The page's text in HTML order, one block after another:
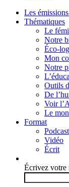
Les
Thématiques
Le
Notre
Éco-
Mon
Notre
Outils
De
Voir
Le
Format
Podcast
Vidéo
Écrit
Écrivez votre